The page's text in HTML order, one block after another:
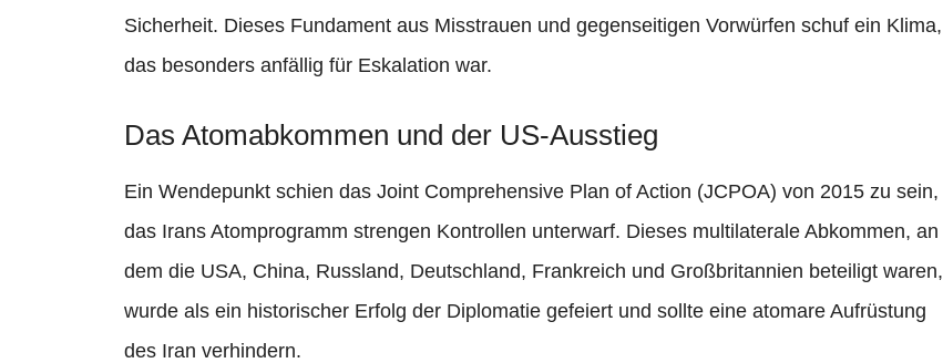
Sicherheit. Dieses Fundament aus Misstrauen und gegenseitigen Vorwürfen schuf ein Klima,
das besonders anfällig für Eskalation war.
Das Atomabkommen und der US-Ausstieg
Ein Wendepunkt schien das Joint Comprehensive Plan of Action (JCPOA) von 2015 zu sein,
das Irans Atomprogramm strengen Kontrollen unterwarf. Dieses multilaterale Abkommen, an
dem die USA, China, Russland, Deutschland, Frankreich und Großbritannien beteiligt waren,
wurde als ein historischer Erfolg der Diplomatie gefeiert und sollte eine atomare Aufrüstung
des Iran verhindern.